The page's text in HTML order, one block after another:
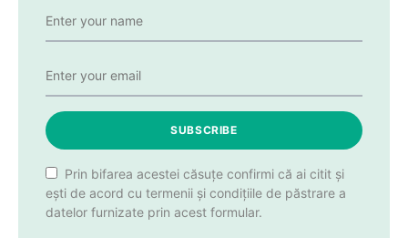
SUBSCRIBE
Prin bifarea acestei căsuțe confirmi că ai citit și
ești de acord cu termenii și condițiile de păstrare a
datelor furnizate prin acest formular.